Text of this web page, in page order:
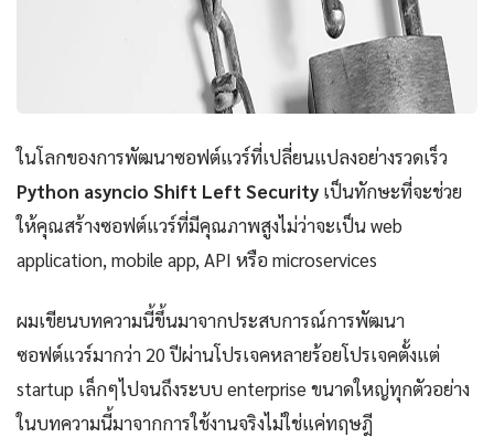
ในโลกของการพัฒนาซอฟต์แวร์ที่เปลี่ยนแปลงอย่างรวดเร็ว
Python asyncio Shift Left Security เป็นทักษะที่จะช่วย
ให้คุณสร้างซอฟต์แวร์ที่มีคุณภาพสูงไม่ว่าจะเป็น web
application, mobile app, API หรือ microservices
ผมเขียนบทความนี้ขึ้นมาจากประสบการณ์การพัฒนา
ซอฟต์แวร์มากว่า 20 ปีผ่านโปรเจคหลายร้อยโปรเจคตั้งแต่
startup เล็กๆไปจนถึงระบบ enterprise ขนาดใหญ่ทุกตัวอย่าง
ในบทความนี้มาจากการใช้งานจริงไม่ใช่แค่ทฤษฎี